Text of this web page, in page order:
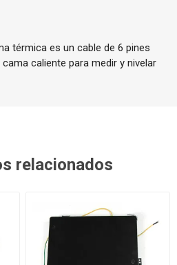
térmica es un cable de 6 pines
caliente para medir y nivelar
relacionados